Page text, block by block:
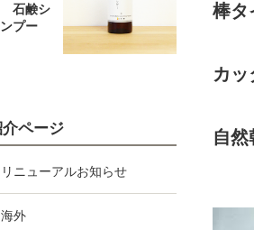
棒タ
カ
自
石鹸シ
プー
ページ
リニューアルお知らせ
海外